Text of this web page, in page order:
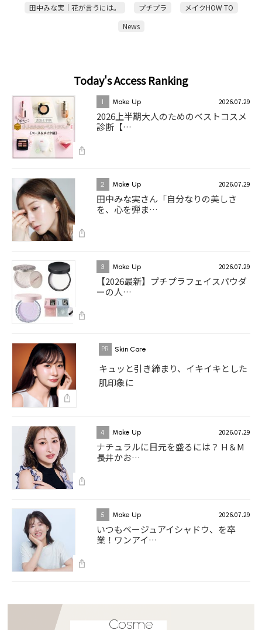
田中みな実｜花が言うには。
プチプラ
メイクHOW TO
News
Today's Access Ranking
1 Make Up 2026.07.29
2026上半期大人のためのベストコスメ
診断【…
2 Make Up 2026.07.29
田中みな実さん「自分なりの美しさ
を、心を弾ま…
3 Make Up 2026.07.29
【2026最新】プチプラフェイスパウダ
ーの人…
Skin Care
キュッと引き締まり、イキイキとした
肌印象に
4 Make Up 2026.07.29
ナチュラルに目元を盛るには？ H＆M
長井かお…
5 Make Up 2026.07.29
いつもベージュアイシャドウ、を卒
業！ワンアイ…
Cosme